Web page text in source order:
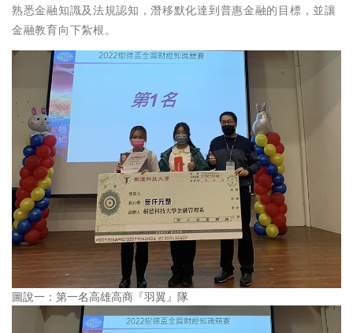
熟悉金融知識及法規認知，潛移默化達到普惠金融的目標，並讓
金融教育向下紮根。
圖說一：第一名高雄高商『羽翼』隊